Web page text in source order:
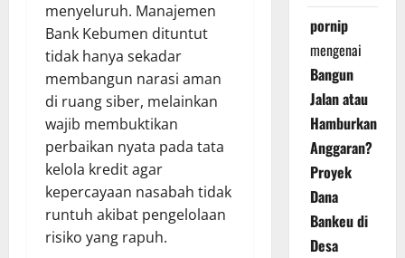
menyeluruh. Manajemen
Bank Kebumen dituntut
tidak hanya sekadar
membangun narasi aman
di ruang siber, melainkan
wajib membuktikan
perbaikan nyata pada tata
kelola kredit agar
kepercayaan nasabah tidak
runtuh akibat pengelolaan
risiko yang rapuh.
pornip
mengenai
Bangun
Jalan atau
Hamburkan
Anggaran?
Proyek
Dana
Bankeu di
Desa